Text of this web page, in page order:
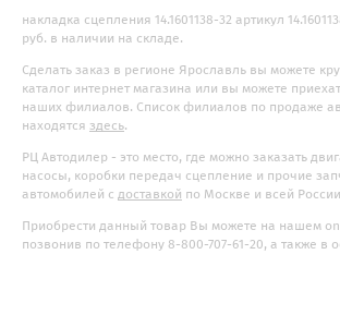
накладка сцепления 14.1601138-32 артикул
руб. в наличии на складе.
Сделать заказ в регионе Ярославль вы можете
каталог интернет магазина или вы можете
наших филиалов. Список филиалов по продаже
находятся здесь.
РЦ Автодилер - это место, где можно заказать
насосы, коробки передач сцепление и прочие
автомобилей с доставкой по Москве и всей
Приобрести данный товар Вы можете на нашем
позвонив по телефону 8-800-707-61-20, а также в